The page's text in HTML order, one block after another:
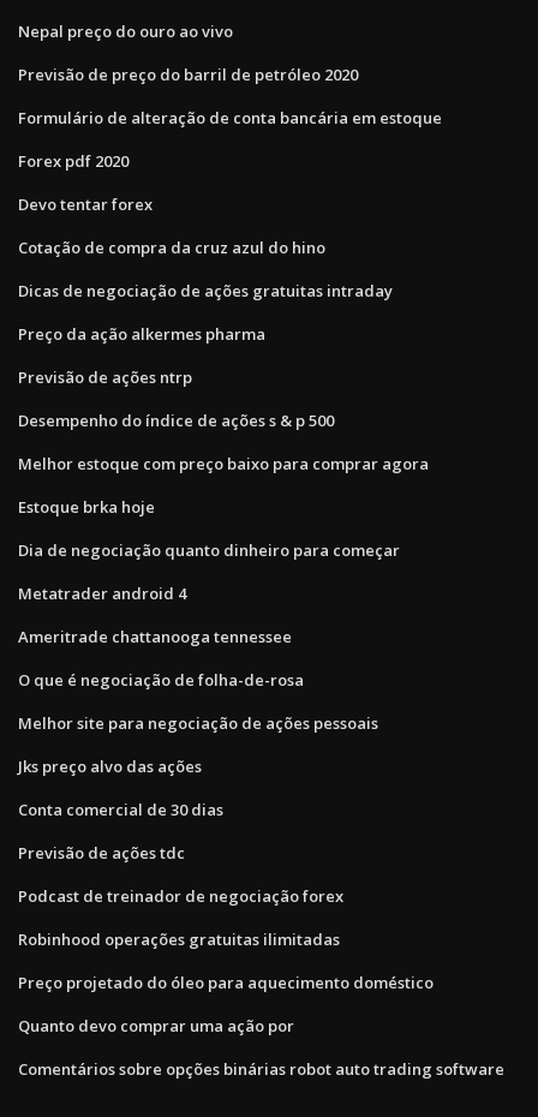
Nepal preço do ouro ao vivo
Previsão de preço do barril de petróleo 2020
Formulário de alteração de conta bancária em estoque
Forex pdf 2020
Devo tentar forex
Cotação de compra da cruz azul do hino
Dicas de negociação de ações gratuitas intraday
Preço da ação alkermes pharma
Previsão de ações ntrp
Desempenho do índice de ações s & p 500
Melhor estoque com preço baixo para comprar agora
Estoque brka hoje
Dia de negociação quanto dinheiro para começar
Metatrader android 4
Ameritrade chattanooga tennessee
O que é negociação de folha-de-rosa
Melhor site para negociação de ações pessoais
Jks preço alvo das ações
Conta comercial de 30 dias
Previsão de ações tdc
Podcast de treinador de negociação forex
Robinhood operações gratuitas ilimitadas
Preço projetado do óleo para aquecimento doméstico
Quanto devo comprar uma ação por
Comentários sobre opções binárias robot auto trading software